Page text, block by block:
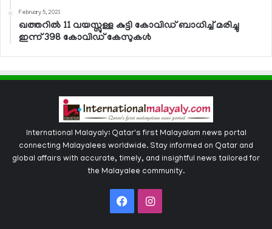
February 5, 2021
ഖത്തറില്‍ 11 വയസ്സുള്ള കുട്ടി കോവിഡ് ബാധിച്ച് മരിച്ചു
ഇന്ന് 398 കോവിഡ് കേസുകള്‍
International Malayaly: Qatar's first Malayalam news portal
connecting Malayalees worldwide. Stay informed on Qatar and
global affairs with accurate, timely, and insightful news tailored for
the Malayalee community.
FacebookInstagram